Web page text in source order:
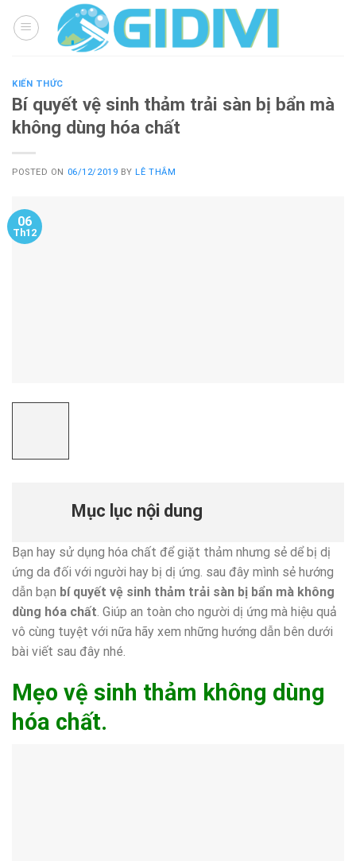
KIẾN THỨC
Bí quyết vệ sinh thảm trải sàn bị bẩn mà
không dùng hóa chất
POSTED ON 06/12/2019 BY LÊ THẮM
06
Th12
Mục lục nội dung
Bạn hay sử dụng hóa chất để giặt thảm nhưng sẻ dể bị dị
ứng da đối với người hay bị dị ứng. sau đây mình sẻ hướng
dẫn bạn bí quyết vệ sinh thảm trải sàn bị bẩn mà không
dùng hóa chất . Giúp an toàn cho người dị ứng mà hiệu quả
vô cùng tuyệt với nữa hãy xem những hướng dẫn bên dưới
bài viết sau đây nhé.
Mẹo vệ sinh thảm không dùng
hóa chất.